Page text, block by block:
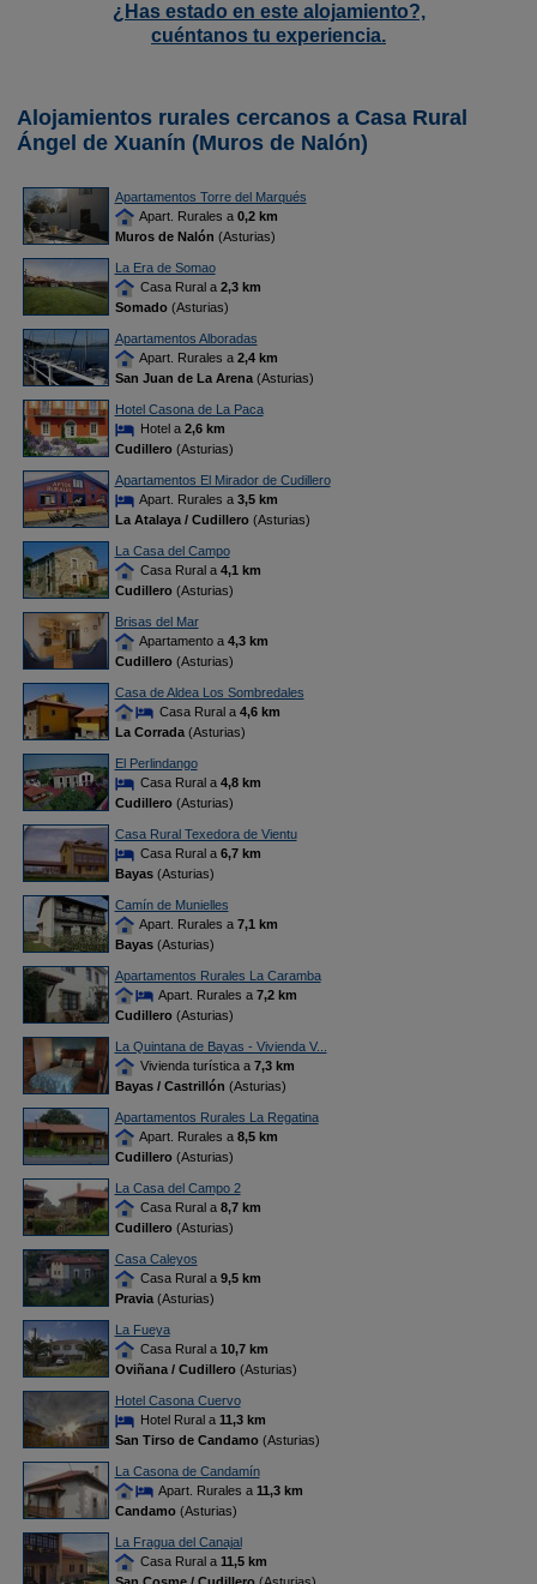
¿Has estado en este alojamiento?,
cuéntanos tu experiencia.
Alojamientos rurales cercanos a Casa Rural
Ángel de Xuanín (Muros de Nalón)
Apartamentos Torre del Marqués
Apart. Rurales a 0,2 km
Muros de Nalón (Asturias)
La Era de Somao
Casa Rural a 2,3 km
Somado(Asturias)
Apartamentos Alboradas
Apart. Rurales a 2,4 km
San Juan de La Arena(Asturias)
Hotel Casona de La Paca
Hotel a 2,6 km
Cudillero(Asturias)
Apartamentos El Mirador de Cudillero
Apart. Rurales a 3,5 km
La Atalaya / Cudillero(Asturias)
La Casa del Campo
Casa Rural a 4,1 km
Cudillero(Asturias)
Brisas del Mar
Apartamento a 4,3 km
Cudillero(Asturias)
Casa de Aldea Los Sombredales
Casa Rural a 4,6 km
La Corrada(Asturias)
El Perlindango
Casa Rural a 4,8 km
Cudillero(Asturias)
Casa Rural Texedora de Vientu
Casa Rural a 6,7 km
Bayas(Asturias)
Camín de Munielles
Apart. Rurales a 7,1 km
Bayas(Asturias)
Apartamentos Rurales La Caramba
Apart. Rurales a 7,2 km
Cudillero(Asturias)
La Quintana de Bayas - Vivienda V...
Vivienda turística a 7,3 km
Bayas / Castrillón (Asturias)
Apartamentos Rurales La Regatina
Apart. Rurales a 8,5 km
Cudillero(Asturias)
La Casa del Campo 2
Casa Rural a 8,7 km
Cudillero(Asturias)
Casa Caleyos
Casa Rural a 9,5 km
Pravia(Asturias)
La Fueya
Casa Rural a 10,7 km
Oviñana / Cudillero(Asturias)
Hotel Casona Cuervo
Hotel Rural a 11,3 km
San Tirso de Candamo(Asturias)
La Casona de Candamín
Apart. Rurales a 11,3 km
Candamo(Asturias)
La Fragua del Canajal
Casa Rural a 11,5 km